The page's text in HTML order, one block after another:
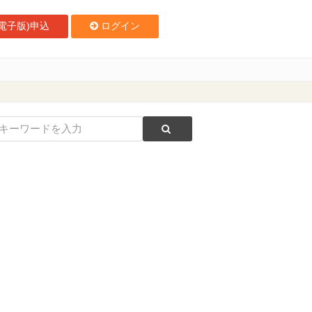
子版)申込 ログイン